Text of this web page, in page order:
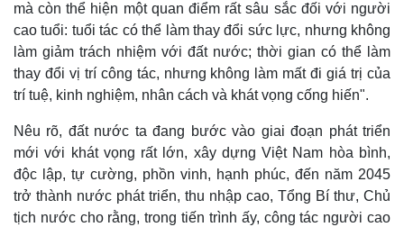
Thế giới
Quan sát
Cuộc sống đó đây
Hồ sơ
Multimedia
Video
Ảnh
E-Magazine
Infographic
mà còn thể hiện một quan điểm rất sâu sắc đối với người
cao tuổi: tuổi tác có thể làm thay đổi sức lực, nhưng không
làm giảm trách nhiệm với đất nước; thời gian có thể làm
thay đổi vị trí công tác, nhưng không làm mất đi giá trị của
trí tuệ, kinh nghiệm, nhân cách và khát vọng cống hiến".
Nêu rõ, đất nước ta đang bước vào giai đoạn phát triển
mới với khát vọng rất lớn, xây dựng Việt Nam hòa bình,
độc lập, tự cường, phồn vinh, hạnh phúc, đến năm 2045
trở thành nước phát triển, thu nhập cao, Tổng Bí thư, Chủ
tịch nước cho rằng, trong tiến trình ấy, công tác người cao